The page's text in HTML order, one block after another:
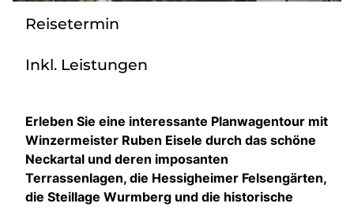
Reisetermin
Inkl. Leistungen
Erleben Sie eine interessante Planwagentour mit
Winzermeister Ruben Eisele durch das schöne
Neckartal und deren imposanten
Terrassenlagen, die Hessigheimer Felsengärten,
die Steillage Wurmberg und die historische